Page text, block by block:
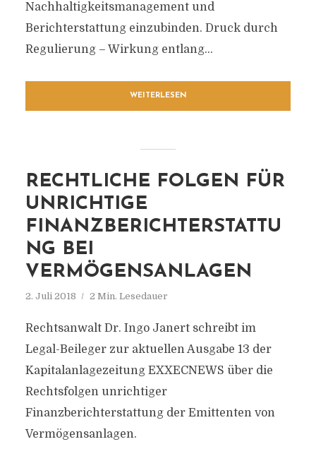
Nachhaltigkeitsmanagement und
Berichterstattung einzubinden. Druck durch
Regulierung – Wirkung entlang...
WEITERLESEN
RECHTLICHE FOLGEN FÜR
UNRICHTIGE
FINANZBERICHTERSTATTU
NG BEI
VERMÖGENSANLAGEN
2. Juli 2018 2 Min. Lesedauer
Rechtsanwalt Dr. Ingo Janert schreibt im
Legal-Beileger zur aktuellen Ausgabe 13 der
Kapitalanlagezeitung EXXECNEWS über die
Rechtsfolgen unrichtiger
Finanzberichterstattung der Emittenten von
Vermögensanlagen.